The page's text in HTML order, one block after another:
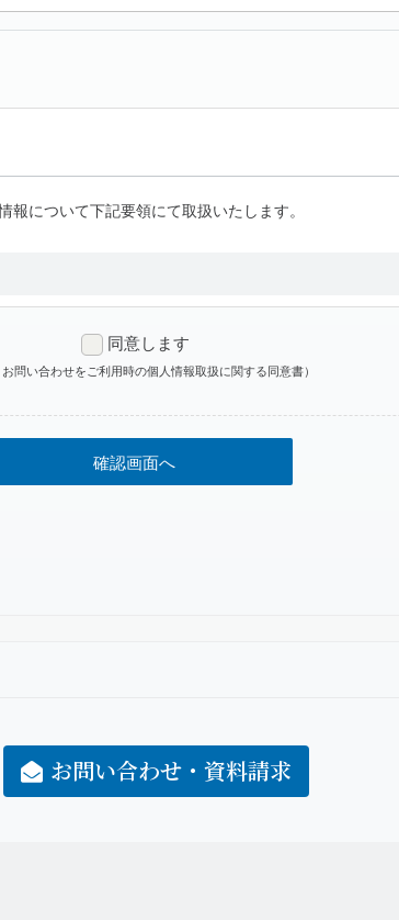
について下記要領にて取扱いたします。
た個人情報は、お問合せへのご回答・ご連絡及び請求資
に利用します。また、当社が提供するサービスに関する
。その他の目的以外の利用はいたしません。
同意します
問い合わせをご利用時の個人情報取扱に関する同意書）
お問い合わせ・資料請求